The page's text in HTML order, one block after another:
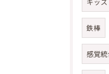
キッズ
鉄棒
感覚統